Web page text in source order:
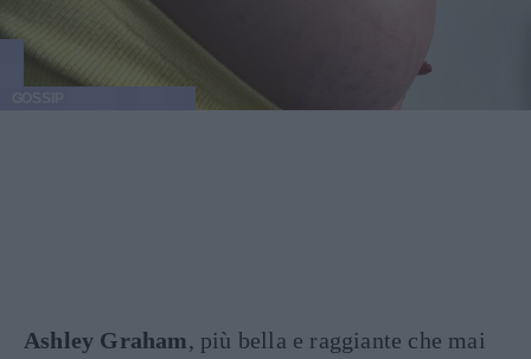
Ashley Graham, più bella e raggiante che mai